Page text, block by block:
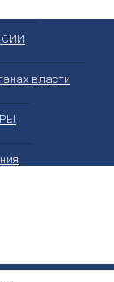
власти